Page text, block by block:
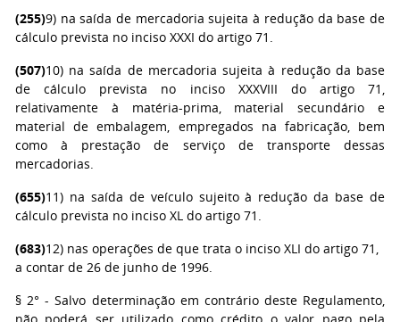
(255)9) na saída de mercadoria sujeita à redução da base de
cálculo prevista no inciso XXXI do artigo 71.
(507)10) na saída de mercadoria sujeita à redução da base
de cálculo prevista no inciso XXXVIII do artigo 71,
relativamente à matéria-prima, material secundário e
material de embalagem, empregados na fabricação, bem
como à prestação de serviço de transporte dessas
mercadorias.
(655)11) na saída de veículo sujeito à redução da base de
cálculo prevista no inciso XL do artigo 71.
(683)12) nas operações de que trata o inciso XLI do artigo 71,
a contar de 26 de junho de 1996.
§ 2° - Salvo determinação em contrário deste Regulamento,